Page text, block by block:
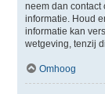
neem dan contact
informatie. Houd
informatie kan
wetgeving, tenzij
Omhoog